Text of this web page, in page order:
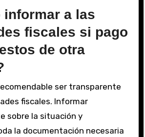
informar a las
fiscales si pago
de otra
ser transparente
fiscales. Informar
sobre la situación y
la documentación necesaria